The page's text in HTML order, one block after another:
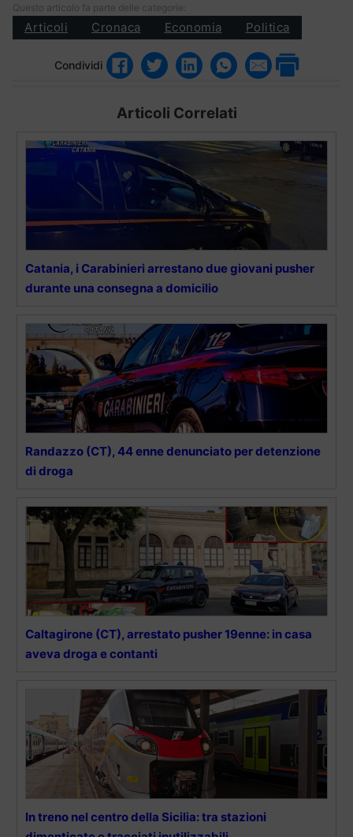
Questo articolo fa parte delle categorie:
Articoli Cronaca Economia Politica
Condividi
Articoli Correlati
Catania, i Carabinieri arrestano due giovani pusher
durante una consegna a domicilio
Randazzo (CT), 44 enne denunciato per detenzione
di droga
Caltagirone (CT), arrestato pusher 19enne: in casa
aveva droga e contanti
In treno nel centro della Sicilia: tra stazioni